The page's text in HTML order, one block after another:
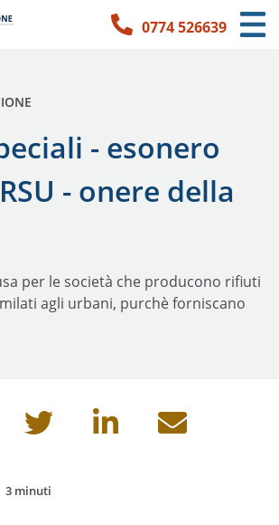
Link per l'accessibilità
Vai ai contenuti principali
Vai ai contatti0774 526639
- esonero
- onere della
per le società che producono rifiuti
agli urbani, purchè forniscano
pagina
3 minuti